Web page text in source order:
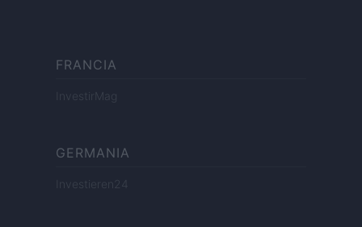
FRANCIA
InvestirMag
GERMANIA
Investieren24